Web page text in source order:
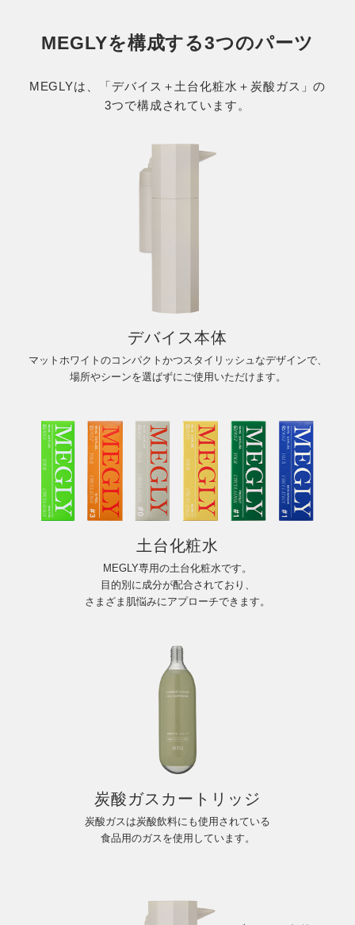
MEGLYを構成する3つのパーツ
MEGLYは、「デバイス＋土台化粧水＋炭酸ガス」の
3つで構成されています。
デバイス本体
マットホワイトのコンパクトかつスタイリッシュなデザインで、
場所やシーンを選ばずにご使用いただけます。
土台化粧水
MEGLY専用の土台化粧水です。
目的別に成分が配合されており、
さまざま肌悩みにアプローチできます。
炭酸ガスカートリッジ
炭酸ガスは炭酸飲料にも使用されている
食品用のガスを使用しています。